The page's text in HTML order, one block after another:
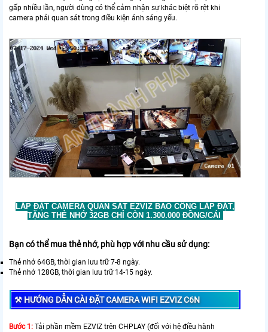
gấp nhiều lần, người dùng có thể cảm nhận sự khác biệt rõ rệt khi
camera phải quan sát trong điều kiện ánh sáng yếu.
LẮP ĐẶT CAMERA QUAN SÁT EZVIZ BAO CÔNG LẮP ĐẶT,
TẶNG THẺ NHỚ 32GB CHỈ CÒN 1.300.000 ĐỒNG/CÁI
Bạn có thể mua thẻ nhớ, phù hợp với nhu cầu sử dụng:
Thẻ nhớ 64GB, thời gian lưu trữ 7-8 ngày.
Thẻ nhớ 128GB, thời gian lưu trữ 14-15 ngày.
⚒ HƯỚNG DẪN CÀI ĐẶT CAMERA WIFI EZVIZ C6N
Bước 1: Tải phần mềm EZVIZ trên CHPLAY (đối với hệ điều hành